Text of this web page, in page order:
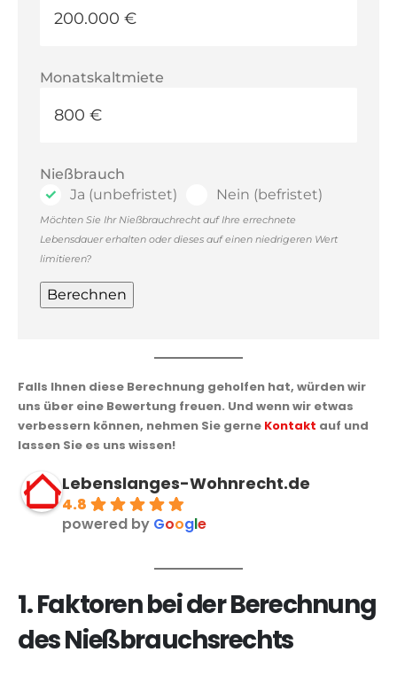
Monatskaltmiete
Nießbrauch
Ja (unbefristet)
Nein (befristet)
Möchten Sie Ihr Nießbrauchrecht auf Ihre errechnete
Lebensdauer erhalten oder dieses auf einen niedrigeren Wert
limitieren?
Falls Ihnen diese Berechnung geholfen hat, würden wir
uns über eine Bewertung freuen. Und wenn wir etwas
verbessern können, nehmen Sie gerne Kontakt auf und
lassen Sie es uns wissen!
Lebenslanges-Wohnrecht.de
4.8
powered by Google
1. Faktoren bei der Berechnung
des Nießbrauchsrechts